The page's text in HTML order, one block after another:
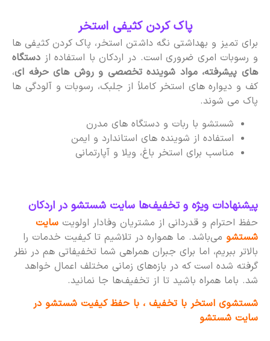
پاک کردن کثیفی استخر
برای تمیز و بهداشتی نگه داشتن استخر، پاک کردن کثیفی ها
و رسوبات امری ضروری است. در اردکان با استفاده از دستگاه
های پیشرفته، مواد شوینده تخصصی و روش های حرفه ای،
کف و دیواره های استخر کاملاً از جلبک، رسوبات و آلودگی ها
پاک می شوند.
شستشو با ربات و دستگاه های مدرن
استفاده از شوینده های استاندارد و ایمن
مناسب برای استخر باغ، ویلا و آپارتمانی
پیشنهادات ویژه و تخفیف‌ها سایت شستشو در اردکان
حفظ احترام و قدردانی از مشتریان وفادار اولویت سایت
شستشومی‌باشد. ما همواره در تلاشیم تا کیفیت خدمات را
بالاتر ببریم، اما برای جبران همراهی شما تخفیفاتی هم در نظر
گرفته شده است که در بازه‌های زمانی مختلف اعمال خواهد
شد. باما همراه باشید تا از تخفیف‌ها جا نمانید.
شستشوی استخر با تخفیف ، با حفظ کیفیت شستشو در
سایت شستشو